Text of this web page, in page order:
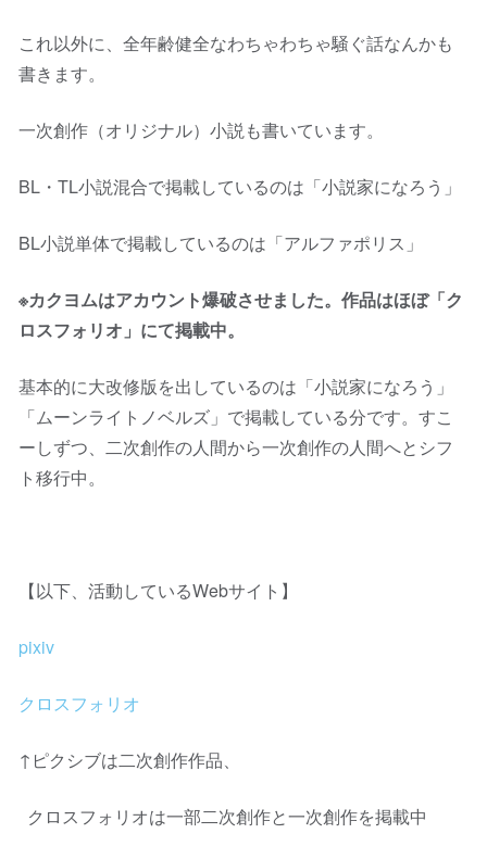
これ以外に、全年齢健全なわちゃわちゃ騒ぐ話なんかも
書きます。
一次創作（オリジナル）小説も書いています。
BL・TL小説混合で掲載しているのは「小説家になろう」
BL小説単体で掲載しているのは「アルファポリス」
※カクヨムはアカウント爆破させました。作品はほぼ「ク
ロスフォリオ」にて掲載中。
基本的に大改修版を出しているのは「小説家になろう」
「ムーンライトノベルズ」で掲載している分です。すこ
ーしずつ、二次創作の人間から一次創作の人間へとシフ
ト移行中。
【以下、活動しているWebサイト】
pixiv
クロスフォリオ
↑ピクシブは二次創作作品、
クロスフォリオは一部二次創作と一次創作を掲載中